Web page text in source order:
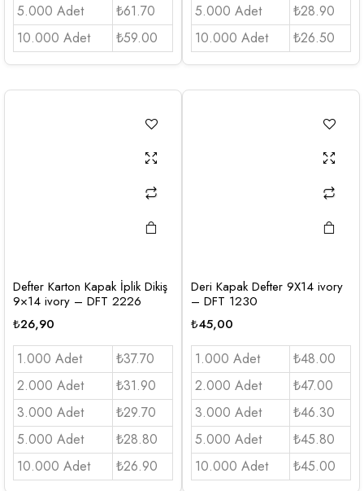
5.000 Adet
₺61.70
10.000 Adet
₺59.00
5.000 Adet
₺28.90
10.000 Adet
₺26.50
Defter Karton Kapak İplik Dikiş
9×14 ivory – DFT 2226
₺26,90
1.000 Adet
₺37.70
2.000 Adet
₺31.90
3.000 Adet
₺29.70
5.000 Adet
₺28.80
10.000 Adet
₺26.90
Deri Kapak Defter 9X14 ivory
– DFT 1230
₺45,00
1.000 Adet
₺48.00
2.000 Adet
₺47.00
3.000 Adet
₺46.30
5.000 Adet
₺45.80
10.000 Adet
₺45.00